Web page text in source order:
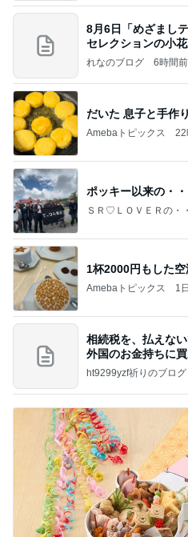
8月6日「めざまし
セレクションの小
ン
れなのブログ 6時間前
だいた 息子と手作
Amebaトピックス 22
ポッキー以来の・
ＳＲ♡ＬＯＶＥＲの・
1杯2000円もした
Amebaトピックス 1
相続税を、払えな
外国のお金持ちに
すよ
ht9299yzf祈りのブログ